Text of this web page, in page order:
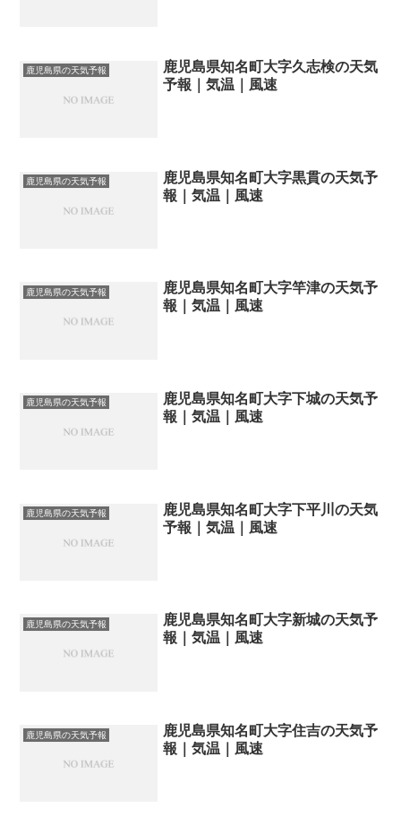
鹿児島県の天気予報
鹿児島県知名町大字久志検の天気
予報｜気温｜風速
鹿児島県の天気予報
鹿児島県知名町大字黒貫の天気予
報｜気温｜風速
鹿児島県の天気予報
鹿児島県知名町大字竿津の天気予
報｜気温｜風速
鹿児島県の天気予報
鹿児島県知名町大字下城の天気予
報｜気温｜風速
鹿児島県の天気予報
鹿児島県知名町大字下平川の天気
予報｜気温｜風速
鹿児島県の天気予報
鹿児島県知名町大字新城の天気予
報｜気温｜風速
鹿児島県の天気予報
鹿児島県知名町大字住吉の天気予
報｜気温｜風速